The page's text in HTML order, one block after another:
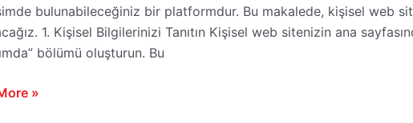
bulunabileceğiniz bir platformdur. Bu makalede, kişisel web
1. Kişisel Bilgilerinizi Tanıtın Kişisel web sitenizin ana
bölümü oluşturun. Bu
»